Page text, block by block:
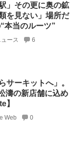
」その更に奥の鉱
を見ない」場所だ
本当のルーツ”
ース 6
サーキットへ」。
濤の新店舗に込め
】
Web 0